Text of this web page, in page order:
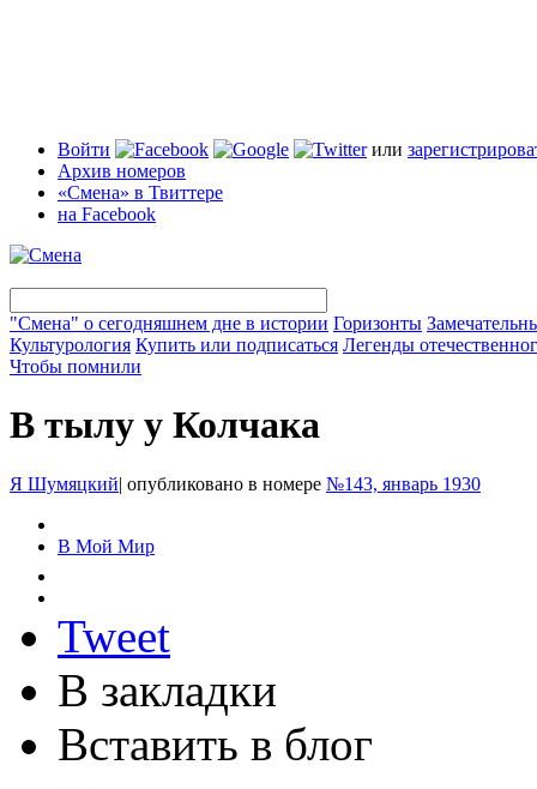
Войти или
Архив номеров
«Смена» в Твиттере
на Facebook
"Смена" о сегодняшнем дне в истории Горизонты
Культурология Купить или подписаться Легенды
Чтобы помнили
В тылу у Колчака
Я Шумяцкий| опубликовано в номере №143, январь 1930
В Мой Мир
Tweet
В закладки
Вставить в блог